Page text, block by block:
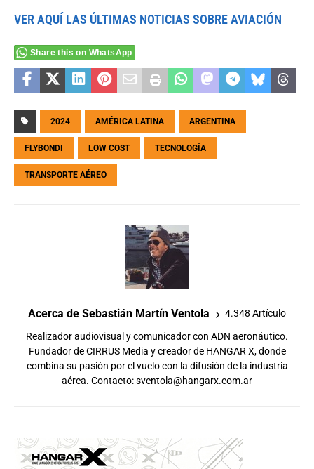
VER AQUÍ LAS ÚLTIMAS NOTICIAS SOBRE AVIACIÓN
Share this on WhatsApp
2024 AMÉRICA LATINA ARGENTINA
FLYBONDI LOW COST TECNOLOGÍA
TRANSPORTE AÉREO
Acerca de Sebastián Martín Ventola 4.348 Artículo
Realizador audiovisual y comunicador con ADN aeronáutico.
Fundador de CIRRUS Media y creador de HANGAR X, donde
combina su pasión por el vuelo con la difusión de la industria
aérea. Contacto:sventola@hangarx.com.ar